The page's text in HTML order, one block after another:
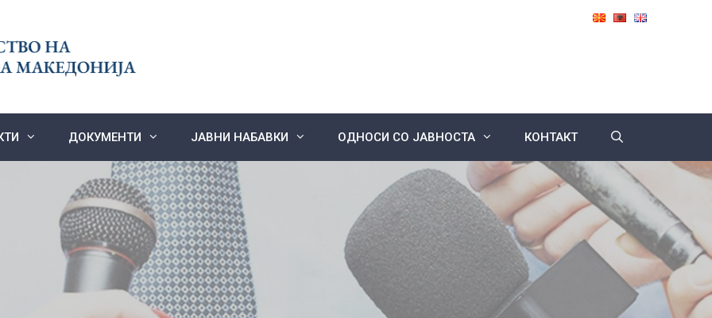
ДОКУМЕНТИ ЈАВНИ НАБАВКИ ОДНОСИ СО ЈАВНОСТА КОНТАКТ